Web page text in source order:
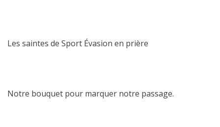
Les saintes de Sport Évasion en prière
Notre bouquet pour marquer notre passage.